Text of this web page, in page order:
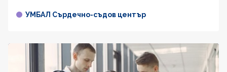
УМБАЛ Сърдечно-съдов център